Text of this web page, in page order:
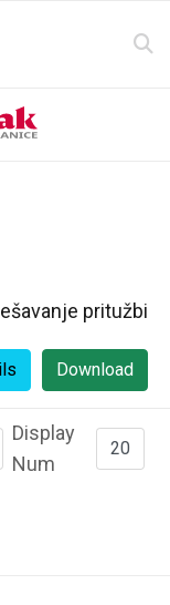
pritužbi
Download
Display
Num